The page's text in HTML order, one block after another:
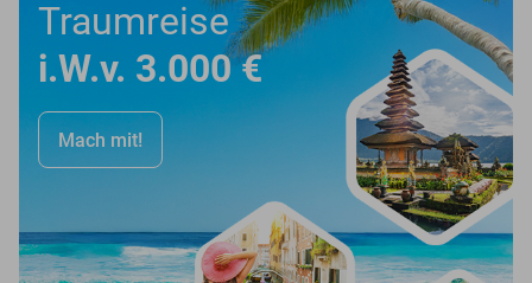
Traumreise
i.W.v. 3.000 €
Mach mit!